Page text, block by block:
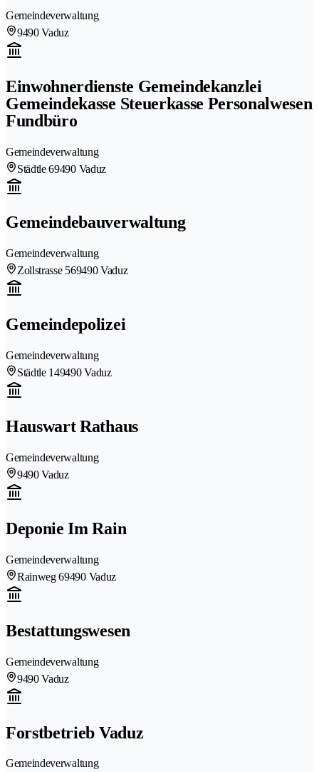
Gemeindeverwaltung
9490 Vaduz
Einwohnerdienste Gemeindekanzlei
Gemeindekasse Steuerkasse Personalwesen
Fundbüro
Gemeindeverwaltung
Städtle 69490 Vaduz
Gemeindebauverwaltung
Gemeindeverwaltung
Zollstrasse 569490 Vaduz
Gemeindepolizei
Gemeindeverwaltung
Städtle 149490 Vaduz
Hauswart Rathaus
Gemeindeverwaltung
9490 Vaduz
Deponie Im Rain
Gemeindeverwaltung
Rainweg 69490 Vaduz
Bestattungswesen
Gemeindeverwaltung
9490 Vaduz
Forstbetrieb Vaduz
Gemeindeverwaltung